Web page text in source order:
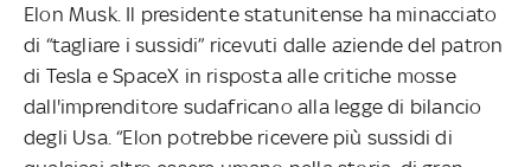
Elon Musk. Il presidente statunitense ha minacciato
di “tagliare i sussidi” ricevuti dalle aziende del patron
di Tesla e SpaceX in risposta alle critiche mosse
dall'imprenditore sudafricano alla legge di bilancio
degli Usa. “Elon potrebbe ricevere più sussidi di